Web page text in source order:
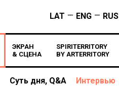
LAT — ENG — RUS
ЭКРАН
& СЦЕНА
SPIRITERRITORY
BY ARTERRITORY
Суть дня, Q&A Интервью